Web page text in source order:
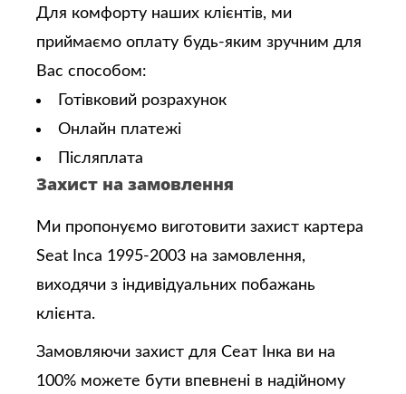
Для комфорту наших клієнтів, ми
приймаємо оплату будь-яким зручним для
Вас способом:
Готівковий розрахунок
Онлайн платежі
Післяплата
Захист на замовлення
Ми пропонуємо виготовити захист картера
Seat Inca 1995-2003 на замовлення,
виходячи з індивідуальних побажань
клієнта.
Замовляючи захист для Сеат Інка ви на
100% можете бути впевнені в надійному